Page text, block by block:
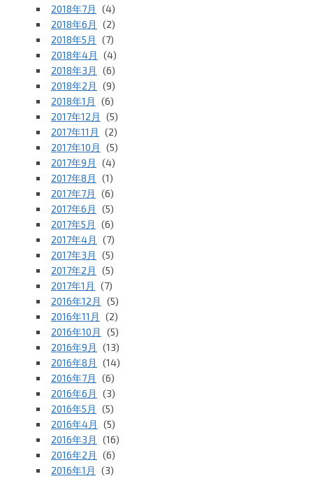
2018年7月
(4)
2018年6月
(2)
2018年5月
(7)
2018年4月
(4)
2018年3月
(6)
2018年2月
(9)
2018年1月
(6)
2017年12月
(5)
2017年11月
(2)
2017年10月
(5)
2017年9月
(4)
2017年8月
(1)
2017年7月
(6)
2017年6月
(5)
2017年5月
(6)
2017年4月
(7)
2017年3月
(5)
2017年2月
(5)
2017年1月
(7)
2016年12月
(5)
2016年11月
(2)
2016年10月
(5)
2016年9月
(13)
2016年8月
(14)
2016年7月
(6)
2016年6月
(3)
2016年5月
(5)
2016年4月
(5)
2016年3月
(16)
2016年2月
(6)
2016年1月
(3)